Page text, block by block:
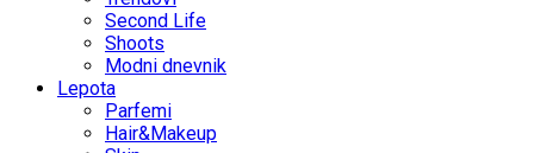
Second Life
Shoots
Modni dnevnik
Lepota
Parfemi
Hair&Makeup